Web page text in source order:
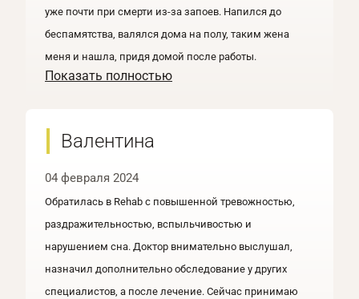
уже почти при смерти из-за запоев. Напился до
беспамятства, валялся дома на полу, таким жена
меня и нашла, придя домой после работы.
Показать полностью
Валентина
04 февраля 2024
Обратилась в Rehab c повышенной тревожностью,
раздражительностью, вспыльчивостью и
нарушением сна. Доктор внимательно выслушал,
назначил дополнительно обследование у других
специалистов, а после лечение. Сейчас принимаю